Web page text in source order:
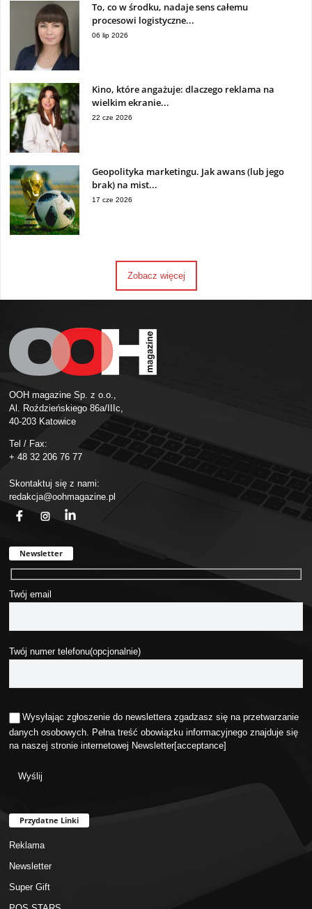
To, co w środku, nadaje sens całemu
procesowi logistyczne...
06 lip 2026
Kino, które angażuje: dlaczego reklama na
wielkim ekranie...
22 cze 2026
Geopolityka marketingu. Jak awans (lub jego
brak) na mist...
17 cze 2026
Zobacz więcej
OOH magazine Sp. z o.o.,
Al. Roździeńskiego 86a/IIIc,
40-203 Katowice
Tel / Fax:
+ 48 32 206 76 77
Skontaktuj się z nami:
redakcja@oohmagazine.pl
Newsletter
Twój email
Twój numer telefonu(opcjonalnie)
Wysyłając zgłoszenie do newslettera zgadzasz się na przetwarzanie
danych osobowych. Pełna treść obowiązku informacyjnego znajduje się
na naszej stronie internetowej Newsletter[acceptance]
Przydatne Linki
Reklama
Newsletter
Super Gift